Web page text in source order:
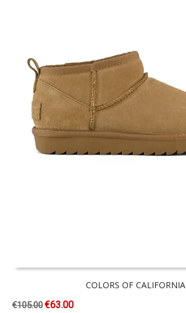
COLORS OF CALIFORNIA
€105.00€63.00